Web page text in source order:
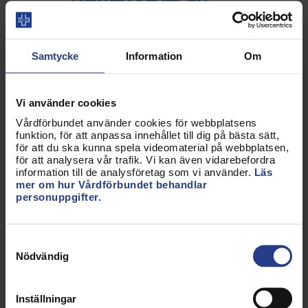
Samtycke Information Om
Vi använder cookies
Vårdförbundet använder cookies för webbplatsens
funktion, för att anpassa innehållet till dig på bästa sätt,
för att du ska kunna spela videomaterial på webbplatsen,
för att analysera vår trafik. Vi kan även vidarebefordra
information till de analysföretag som vi använder. Läs
mer om hur Vårdförbundet behandlar
personuppgifter.
Nödvändig
Inställningar
stressen inom vården
gör att de funderar på
Från Vårdförbundets medlemsdialog
"Höjda röster"
uppger att de under vanliga arbetspass har svårt
att hinna med att ta kortare pauser eller ens ta
lunchrast. 6 av 10 säger att stressen påverkar hela